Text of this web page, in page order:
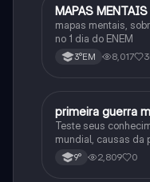
MPortuguês
MAPAS
mapas mentais,
no 1 dia do ENEM
3°EM 8,017
PHistória
primeira guerra
Teste seus
mundial, causas da
consequências da
primeira guerra
9° 2,809 0